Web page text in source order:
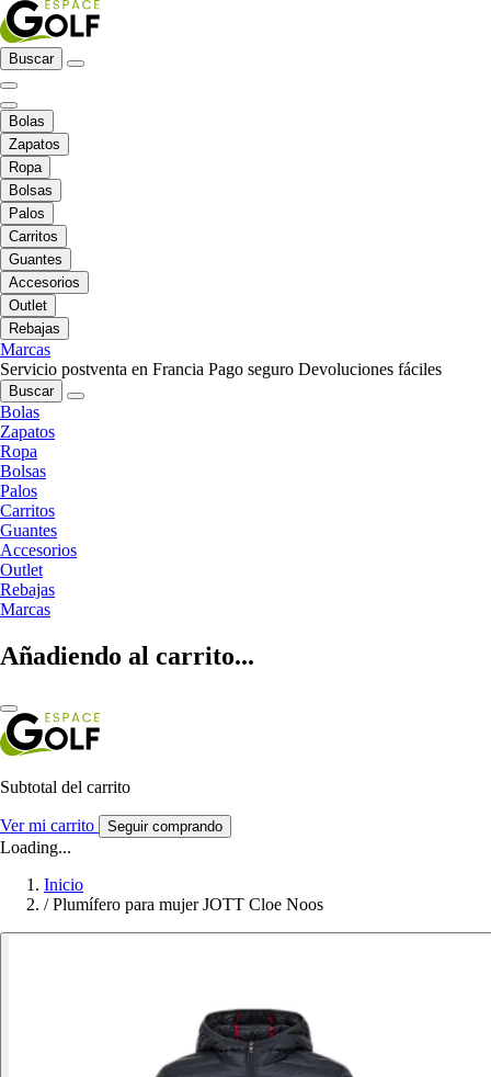
Buscar
Bolas
Zapatos
Ropa
Bolsas
Palos
Carritos
Guantes
Accesorios
Outlet
Rebajas
Marcas
Servicio postventa en Francia Pago seguro Devoluciones fáciles
Buscar
Bolas
Zapatos
Ropa
Bolsas
Palos
Carritos
Guantes
Accesorios
Outlet
Rebajas
Marcas
Añadiendo al carrito...
Subtotal del carrito
Ver mi carrito Seguir comprando
Loading...
Inicio
/ Plumífero para mujer JOTT Cloe Noos